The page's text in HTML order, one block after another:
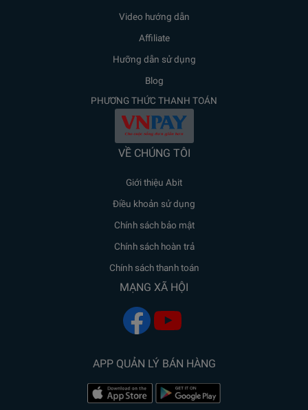
Video hướng dẫn
Affiliate
Hưỡng dẫn sử dụng
Blog
PHƯƠNG THỨC THANH TOÁN
VỀ CHÚNG TÔI
Giới thiệu Abit
Điều khoản sử dụng
Chính sách bảo mật
Chính sách hoàn trả
Chính sách thanh toán
MẠNG XÃ HỘI
APP QUẢN LÝ BÁN HÀNG